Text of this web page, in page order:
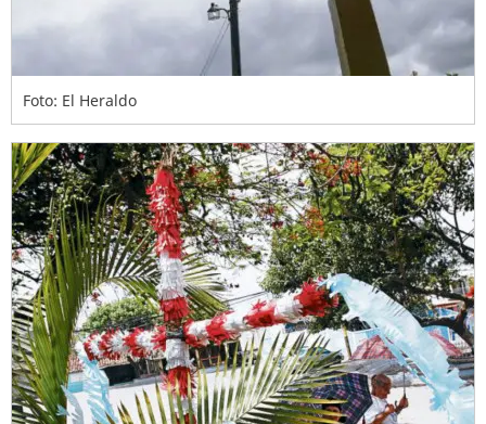
Foto: El Heraldo